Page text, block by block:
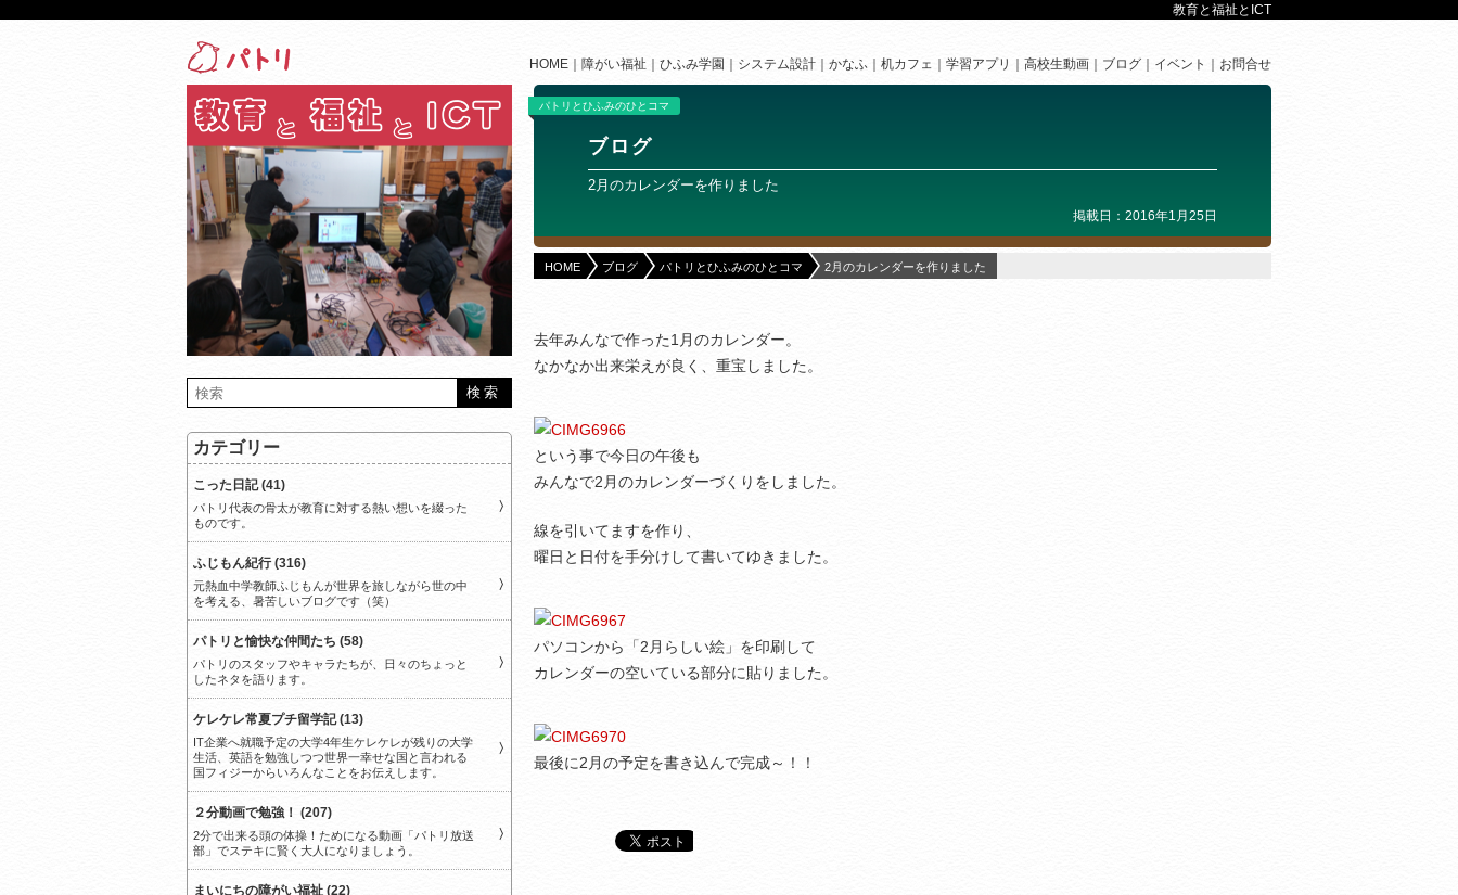
教育と福祉とICT
HOME 障がい福祉 ひふみ学園 システム設計 かなふ 机カフェ 学習アプリ 高校生動画 ブログ イベント お問合せ
パトリとひふみのひとコマ
ブログ
2月のカレンダーを作りました
掲載日：2016年1月25日
HOME ブログ パトリとひふみのひとコマ 2月のカレンダーを作りました
去年みんなで作った1月のカレンダー。
なかなか出来栄えが良く、重宝しました。
という事で今日の午後も
みんなで2月のカレンダーづくりをしました。
線を引いてますを作り、
曜日と日付を手分けして書いてゆきました。
パソコンから「2月らしい絵」を印刷して
カレンダーの空いている部分に貼りました。
最後に2月の予定を書き込んで完成～！！
カテゴリー
こった日記 (41)
パトリ代表の骨太が教育に対する熱い想いを綴った
ものです。
ふじもん紀行 (316)
元熱血中学教師ふじもんが世界を旅しながら世の中
を考える、暑苦しいブログです（笑）
パトリと愉快な仲間たち (58)
パトリのスタッフやキャラたちが、日々のちょっと
したネタを語ります。
ケレケレ常夏プチ留学記 (13)
IT企業へ就職予定の大学4年生ケレケレが残りの大学
生活、英語を勉強しつつ世界一幸せな国と言われる
国フィジーからいろんなことをお伝えします。
２分動画で勉強！ (207)
2分で出来る頭の体操！ためになる動画「パトリ放送
部」でステキに賢く大人になりましょう。
まいにちの障がい福祉 (22)